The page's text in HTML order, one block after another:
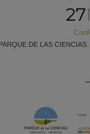
27
DE LAS